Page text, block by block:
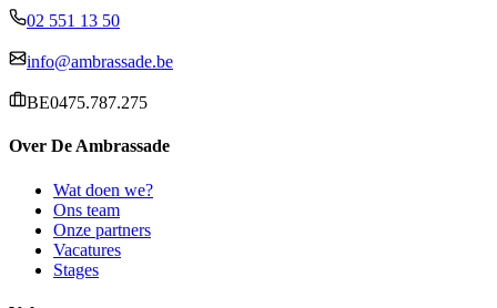
02 551 13 50
info@ambrassade.be
BE0475.787.275
Over De Ambrassade
Wat doen we?
Ons team
Onze partners
Vacatures
Stages